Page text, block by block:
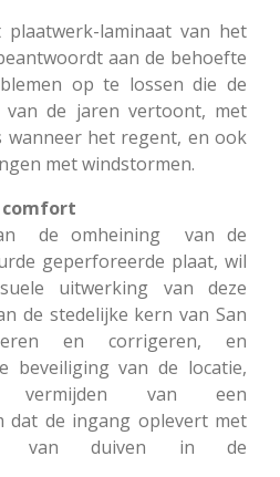
laminaat van het
aan de behoefte
op te lossen die de
de jaren vertoont, met
wanneer het regent, en ook
met windstormen.
comfort
de omheining van de
geperforeerde plaat, wil
uitwerking van deze
de stedelijke kern van San
en corrigeren, en
beveiliging van de locatie,
van een
dat de ingang oplevert met
van duiven in de